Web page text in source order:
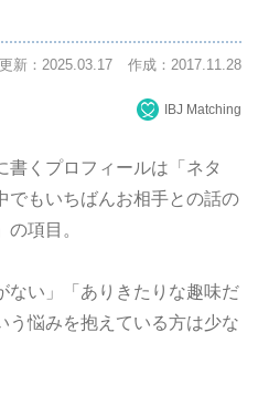
更新：2025.03.17 作成：2017.11.28
IBJ Matching
書くプロフィールは「ネタ
でもいちばんお相手との話の
項目。
ない」「ありきたりな趣味だ
う悩みを抱えている方は少な